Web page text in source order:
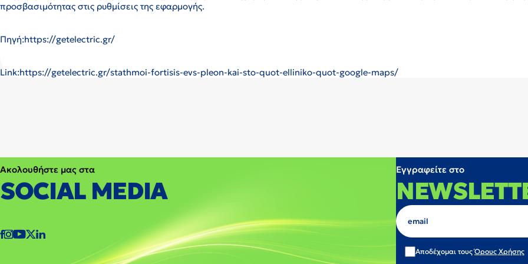
προσβασιμότητας στις ρυθμίσεις της εφαρμογής.
Πηγή:https://getelectric.gr/
Link:https://getelectric.gr/stathmoi-fortisis-evs-pleon-kai-sto-quot-elliniko-quot-google-maps/
Ακολουθήστε μας στα
SOCIAL MEDIA
Εγγραφείτε στο
Αποδέχομαι τουςΌρους Χρήσης